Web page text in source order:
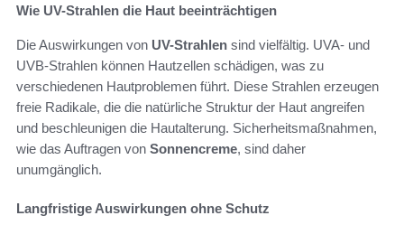
Wie UV-Strahlen die Haut beeinträchtigen
Die Auswirkungen von UV-Strahlen sind vielfältig. UVA- und
UVB-Strahlen können Hautzellen schädigen, was zu
verschiedenen Hautproblemen führt. Diese Strahlen erzeugen
freie Radikale, die die natürliche Struktur der Haut angreifen
und beschleunigen die Hautalterung. Sicherheitsmaßnahmen,
wie das Auftragen von Sonnencreme, sind daher
unumgänglich.
Langfristige Auswirkungen ohne Schutz